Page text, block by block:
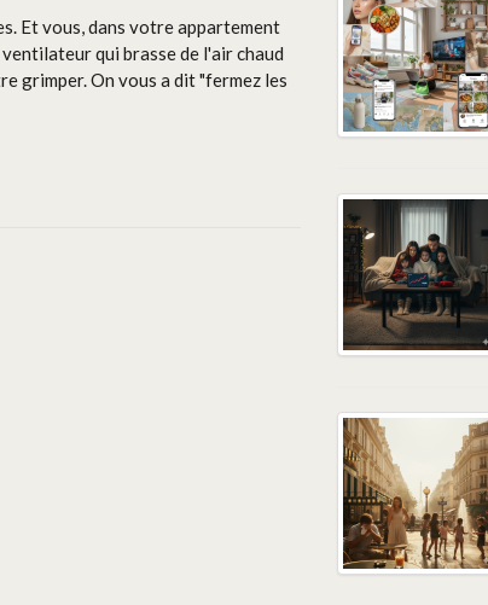
Et vous, dans votre appartement
qui brasse de l'air chaud
grimper. On vous a dit "fermez les